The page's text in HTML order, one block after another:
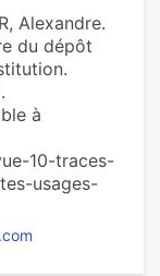
Alexandre.
du dépôt
à
10-traces-
usages-